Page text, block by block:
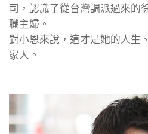
司，認識了從台灣調派過來的
職主婦。
對小恩來說，這才是她的人生
家人。